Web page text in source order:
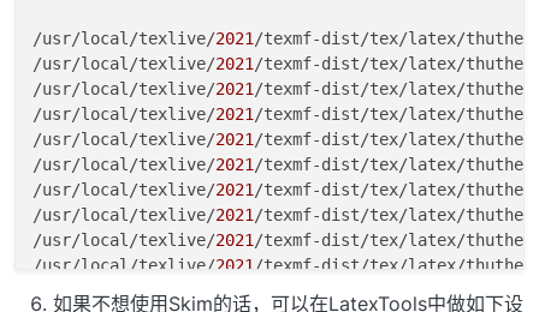
/usr/local/texlive/2021 /texmf-dist/tex/latex/
/usr/local/texlive/2021 /texmf-dist/tex/latex/
/usr/local/texlive/2021 /texmf-dist/tex/latex/
/usr/local/texlive/2021 /texmf-dist/tex/latex/
/usr/local/texlive/2021 /texmf-dist/tex/latex/
/usr/local/texlive/2021 /texmf-dist/tex/latex/
/usr/local/texlive/2021 /texmf-dist/tex/latex/
/usr/local/texlive/2021 /texmf-dist/tex/latex/
/usr/local/texlive/2021 /texmf-dist/tex/latex/
/usr/local/texlive/2021 /texmf-dist/tex/latex/
/usr/local/texlive/ 2021
/texmf-dist/tex/latex/
如果不想使用Skim的话，可以在LatexTools中做如下设